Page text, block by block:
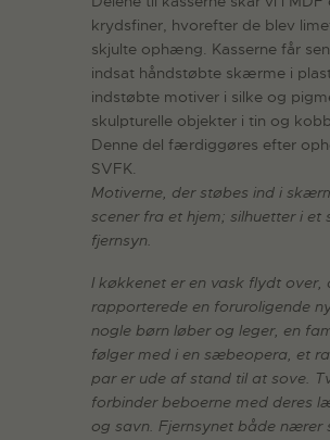
krydsfiner, hvorefter de blev
skjulte ophæng. Kasserne får
indsat håndstøbte skærme i
indstøbte motiver i silke og
skulpturelle objekter i tin og
Denne del færdiggøres efter
SVFK.
Motiverne, der støbes ind i
scener fra et hjem; silhuetter i et
fjernsyn.
I køkkenet er en vask flydt over,
rapporterede en foruroligende
nogle børn løber og leger, en
følger med i en sæbeopera, et
par er ude af stand til at sove.
forbinder beboerne med deres
og savn. Fjernsynet både nærer